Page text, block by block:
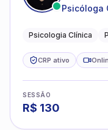
Psicóloga
Psicologia Clínica
CRP ativo
SESSÃO
R$ 130